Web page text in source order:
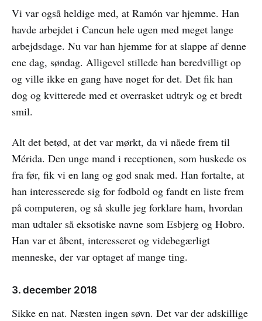
Vi var også heldige med, at Ramón var hjemme. Han
havde arbejdet i Cancun hele ugen med meget lange
arbejdsdage. Nu var han hjemme for at slappe af denne
ene dag, søndag. Alligevel stillede han beredvilligt op
og ville ikke en gang have noget for det. Det fik han
dog og kvitterede med et overrasket udtryk og et bredt
smil.
Alt det betød, at det var mørkt, da vi nåede frem til
Mérida. Den unge mand i receptionen, som huskede os
fra før, fik vi en lang og god snak med. Han fortalte, at
han interesserede sig for fodbold og fandt en liste frem
på computeren, og så skulle jeg forklare ham, hvordan
man udtaler så eksotiske navne som Esbjerg og Hobro.
Han var et åbent, interesseret og videbegærligt
menneske, der var optaget af mange ting.
3. december 2018
Sikke en nat. Næsten ingen søvn. Det var der adskillige